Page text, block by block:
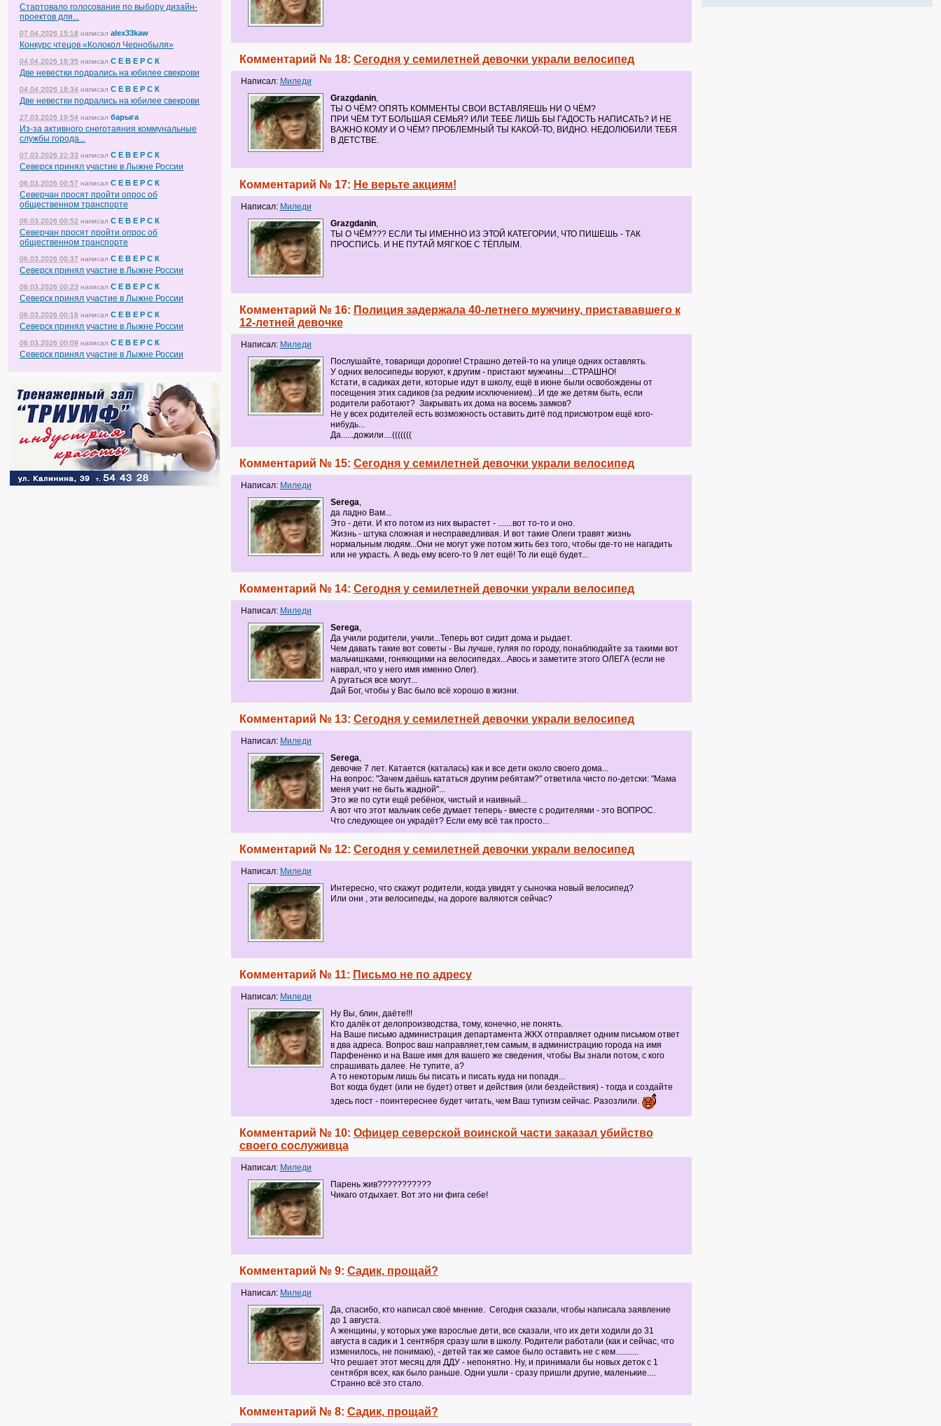
Стартовало голосование по выбору дизайн-
проектов для...
07.04.2026 15:18 написал alex33kaw
Конкурс чтецов «Колокол Чернобыля»
04.04.2026 18:35 написал С Е В Е Р С К
Две невестки подрались на юбилее свекрови
04.04.2026 18:34 написал С Е В Е Р С К
Две невестки подрались на юбилее свекрови
27.03.2026 19:54 написал барыга
Из-за активного снеготаяния коммунальные
службы города...
07.03.2026 22:33 написал С Е В Е Р С К
Северск принял участие в Лыжне России
06.03.2026 00:57 написал С Е В Е Р С К
Северчан просят пройти опрос об
общественном транспорте
06.03.2026 00:52 написал С Е В Е Р С К
Северчан просят пройти опрос об
общественном транспорте
06.03.2026 00:37 написал С Е В Е Р С К
Северск принял участие в Лыжне России
06.03.2026 00:23 написал С Е В Е Р С К
Северск принял участие в Лыжне России
06.03.2026 00:18 написал С Е В Е Р С К
Северск принял участие в Лыжне России
06.03.2026 00:09 написал С Е В Е Р С К
Северск принял участие в Лыжне России
Комментарий № 18: Сегодня у семилетней девочки украли велосипед
Написал: Миледи
Grazgdanin,
ТЫ О ЧЁМ? ОПЯТЬ КОММЕНТЫ СВОИ ВСТАВЛЯЕШЬ НИ О ЧЁМ?
ПРИ ЧЁМ ТУТ БОЛЬШАЯ СЕМЬЯ? ИЛИ ТЕБЕ ЛИШЬ БЫ ГАДОСТЬ НАПИСАТЬ? И НЕ
ВАЖНО КОМУ И О ЧЁМ? ПРОБЛЕМНЫЙ ТЫ КАКОЙ-ТО, ВИДНО. НЕДОЛЮБИЛИ ТЕБЯ
В ДЕТСТВЕ.
Комментарий № 17: Не верьте акциям!
Написал: Миледи
Grazgdanin,
ТЫ О ЧЁМ??? ЕСЛИ ТЫ ИМЕННО ИЗ ЭТОЙ КАТЕГОРИИ, ЧТО ПИШЕШЬ - ТАК
ПРОСПИСЬ. И НЕ ПУТАЙ МЯГКОЕ С ТЁПЛЫМ.
Комментарий № 16: Полиция задержала 40-летнего мужчину, пристававшего к
12-летней девочке
Написал: Миледи
Послушайте, товарищи дорогие! Страшно детей-то на улице одних оставлять.
У одних велосипеды воруют, к другим - пристают мужчины....СТРАШНО!
Кстати, в садиках дети, которые идут в школу, ещё в июне были освобождены от
посещения этих садиков (за редким исключением)...И где же детям быть, если
родители работают? Закрывать их дома на восемь замков?
Не у всех родителей есть возможность оставить дитё под присмотром ещё кого-
нибудь...
Да......дожили....(((((((
Комментарий № 15: Сегодня у семилетней девочки украли велосипед
Написал: Миледи
Serega,
да ладно Вам...
Это - дети. И кто потом из них вырастет - .......вот то-то и оно.
Жизнь - штука сложная и несправедливая. И вот такие Олеги травят жизнь
нормальным людям...Они не могут уже потом жить без того, чтобы где-то не нагадить
или не украсть. А ведь ему всего-то 9 лет ещё! То ли ещё будет...
Комментарий № 14: Сегодня у семилетней девочки украли велосипед
Написал: Миледи
Serega,
Да учили родители, учили...Теперь вот сидит дома и рыдает.
Чем давать такие вот советы - Вы лучше, гуляя по городу, понаблюдайте за такими вот
мальчишками, гоняющими на велосипедах...Авось и заметите этого ОЛЕГА (если не
наврал, что у него имя именно Олег).
А ругаться все могут...
Дай Бог, чтобы у Вас было всё хорошо в жизни.
Комментарий № 13: Сегодня у семилетней девочки украли велосипед
Написал: Миледи
Serega,
девочке 7 лет. Катается (каталась) как и все дети около своего дома...
На вопрос: "Зачем даёшь кататься другим ребятам?" ответила чисто по-детски: "Мама
меня учит не быть жадной"...
Это же по сути ещё ребёнок, чистый и наивный...
А вот что этот мальчик себе думает теперь - вместе с родителями - это ВОПРОС.
Что следующее он украдёт? Если ему всё так просто...
Комментарий № 12: Сегодня у семилетней девочки украли велосипед
Написал: Миледи
Интересно, что скажут родители, когда увидят у сыночка новый велосипед?
Или они , эти велосипеды, на дороге валяются сейчас?
Комментарий № 11: Письмо не по адресу
Написал: Миледи
Ну Вы, блин, даёте!!!
Кто далёк от делопроизводства, тому, конечно, не понять.
На Ваше письмо администрация департамента ЖКХ отправляет одним письмом ответ
в два адреса. Вопрос ваш направляет,тем самым, в администрацию города на имя
Парфененко и на Ваше имя для вашего же сведения, чтобы Вы знали потом, с кого
спрашивать далее. Не тупите, а?
А то некоторым лишь бы писать и писать куда ни попадя...
Вот когда будет (или не будет) ответ и действия (или бездействия) - тогда и создайте
здесь пост - поинтереснее будет читать, чем Ваш тупизм сейчас. Разозлили.
Комментарий № 10: Офицер северской воинской части заказал убийство
своего сослуживца
Написал: Миледи
Парень жив???????????
Чикаго отдыхает. Вот это ни фига себе!
Комментарий № 9: Садик, прощай?
Написал: Миледи
Да, спасибо, кто написал своё мнение. Сегодня сказали, чтобы написала заявление
до 1 августа.
А женщины, у которых уже взрослые дети, все сказали, что их дети ходили до 31
августа в садик и 1 сентября сразу шли в школу. Родители работали (как и сейчас, что
изменилось, не понимаю), - детей так же самое было оставить не с кем...........
Что решает этот месяц для ДДУ - непонятно. Ну, и принимали бы новых деток с 1
сентября всех, как было раньше. Одни ушли - сразу пришли другие, маленькие....
Странно всё это стало.
Комментарий № 8: Садик, прощай?